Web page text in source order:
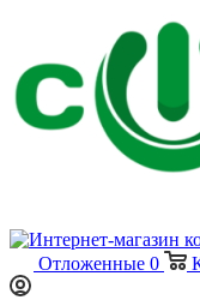
Отложенные 0